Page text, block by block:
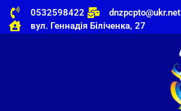
0532598422
dnzpcpto@ukr.net
вул. Геннадія Біліченка, 27